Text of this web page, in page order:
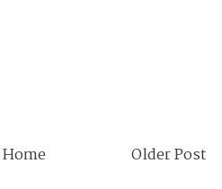
Older Post
Home